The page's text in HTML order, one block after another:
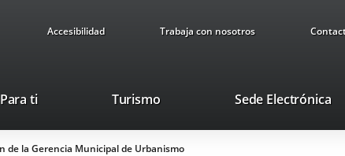
Accesibilidad Trabaja con nosotros
Para ti TurismoThis
will
open
Sede Electrónica
de la Gerencia Municipal de Urbanismo